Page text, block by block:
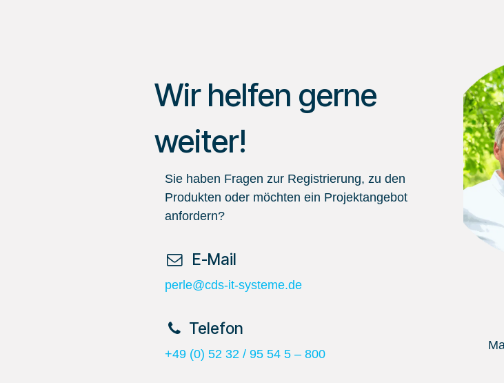
Wir helfen gerne
weiter!
Sie haben Fragen zur Registrierung, zu den
Produkten oder möchten ein Projektangebot
anfordern?
​ E-Mail
perle@cds-it-systeme.de
​Telefon
+49 (0) 52 32 / 95 54 5 – 800